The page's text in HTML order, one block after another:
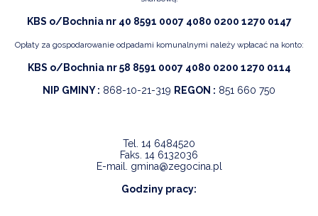
KBS o/Bochnia nr 40 8591 0007 4080 0200 1270 0147
Opłaty za gospodarowanie odpadami komunalnymi należy wpłacać na konto:
KBS o/Bochnia nr 58 8591 0007 4080 0200 1270 0114
NIP GMINY : 868-10-21-319 REGON : 851 660 750
Tel. 14 6484520
Faks. 14 6132036
E-mail. gmina@zegocina.pl
Godziny pracy: